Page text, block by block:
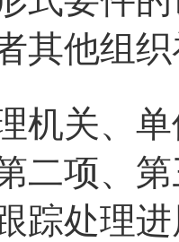
其他组
关、单
二项、
踪处理